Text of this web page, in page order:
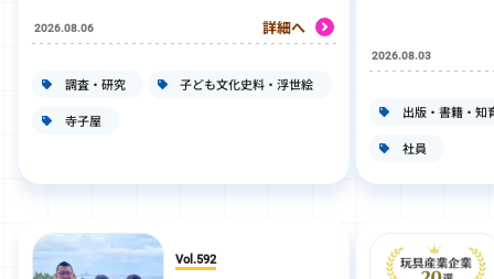
2026.08.06 詳細へ
調査・研究 子ども文化史料・浮世絵
寺子屋
Vol.592
2026.08.03
出版・書籍・知
社員